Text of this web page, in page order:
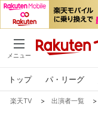
メニュー
トップ パ・リーグ
楽天TV > 出演者一覧 >